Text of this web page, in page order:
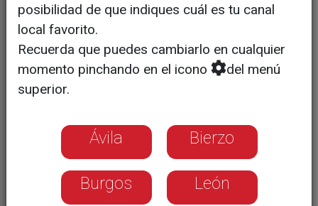
posibilidad de que indiques cuál es tu canal
local favorito.
Recuerda que puedes cambiarlo en cualquier
momento pinchando en el icono
del menú
superior.
Ávila Bierzo
Burgos León